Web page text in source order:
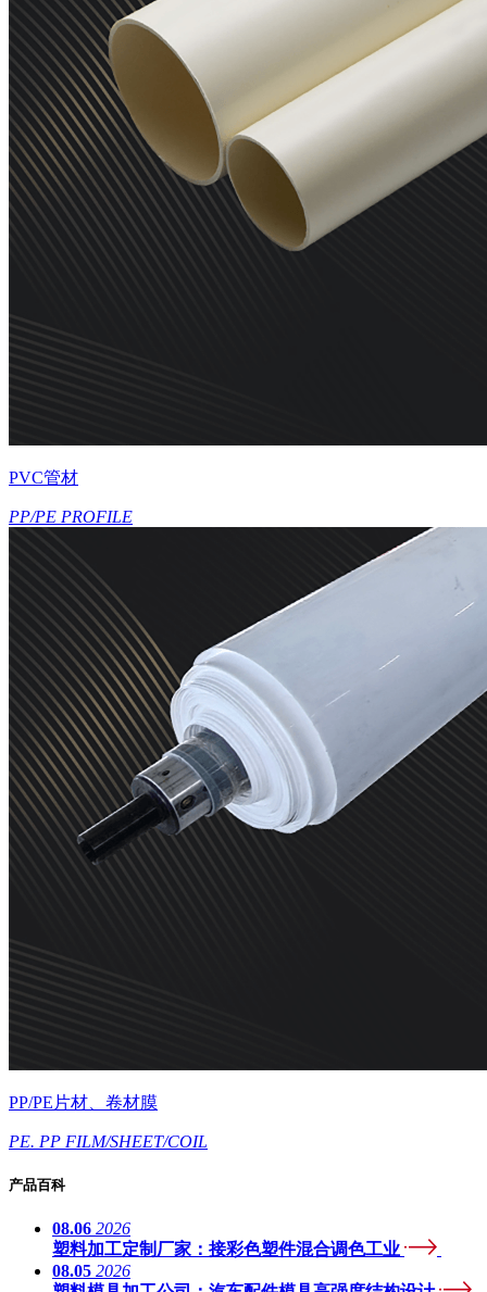
PVC管材
PP/PE PROFILE
PP/PE片材、卷材膜
PE. PP FILM/SHEET/COIL
产品百科
08.06 2026
塑料加工定制厂家：接彩色塑件混合调色工业
08.05 2026